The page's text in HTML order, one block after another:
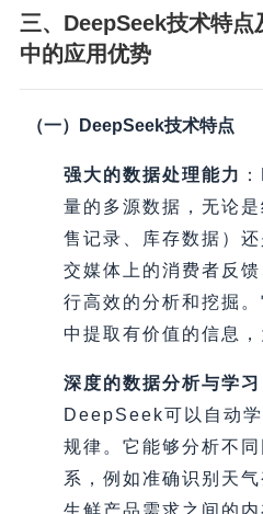
三、DeepSeek技术特点
中的应用优势
（一）DeepSeek技术特点
强大的数据处理能力
量的多源数据，无论
售记录、库存数据）
交媒体上的消费者反
行高效的分析和挖掘
中提取有价值的信息
深度的数据分析与学习
DeepSeek可以自动
规律。它能够分析不
系，例如准确识别天
生鲜产品需求之间的